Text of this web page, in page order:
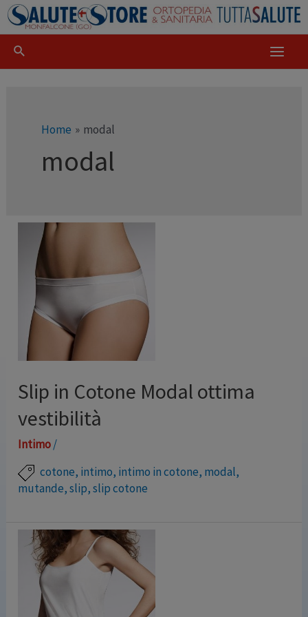
Home modal
modal
Slip in Cotone Modal ottima
vestibilità
Intimo/
cotone, intimo, intimo in cotone, modal,
mutande,slip,slip cotone
fibra elastica. Conosci la differenza tra cotone e modal?
Sono entrambe fibre naturali e se del cotone sai già
tutto, del modal ti raccontiamo noi. È una fibra ricavata
dalla polpa di legno degli alberi, una fibra rigenerata